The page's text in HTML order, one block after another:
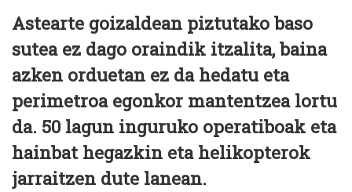
Astearte goizaldean piztutako baso
sutea ez dago oraindik itzalita, baina
azken orduetan ez da hedatu eta
perimetroa egonkor mantentzea lortu
da. 50 lagun inguruko operatiboak eta
hainbat hegazkin eta helikopterok
jarraitzen dute lanean.